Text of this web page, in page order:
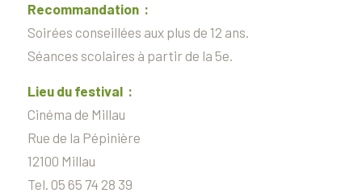
Recommandation :
Soirées conseillées aux plus de 12 ans.
Séances scolaires à partir de la 5e.
Lieu du festival :
Cinéma de Millau
Rue de la Pépinière
12100 Millau
Tel. 05 65 74 28 39